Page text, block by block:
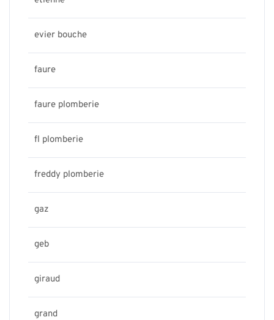
evier bouche
faure
faure plomberie
fl plomberie
freddy plomberie
gaz
geb
giraud
grand